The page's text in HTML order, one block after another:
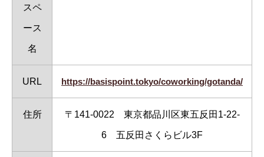
スペ
ース
名
URL https://basispoint.tokyo/coworking/gotanda/
住所 〒141-0022 東京都品川区東五反田1-22-
6 五反田さくらビル3F